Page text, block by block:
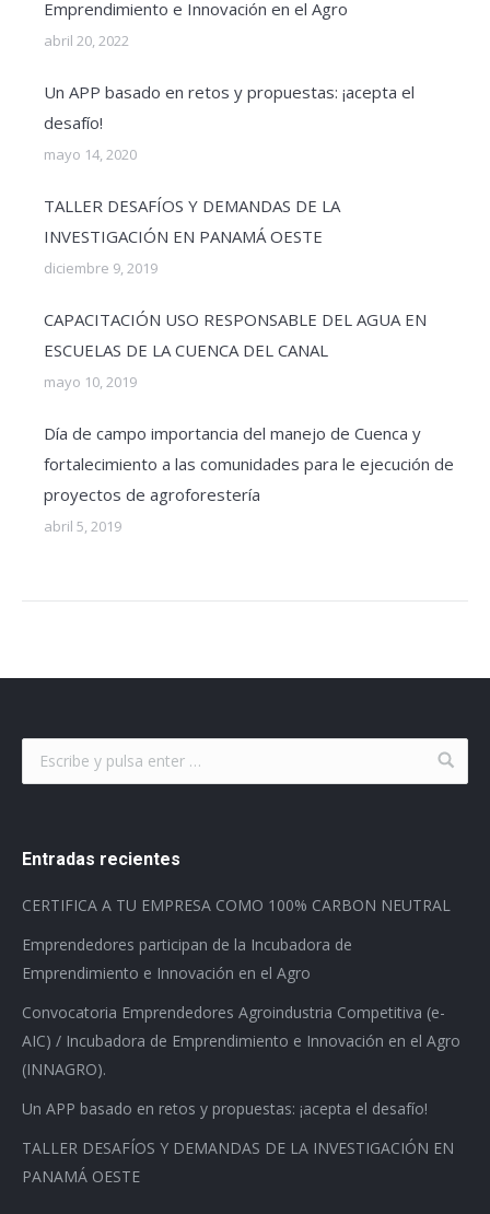
Emprendimiento e Innovación en el Agro
abril 20, 2022
Un APP basado en retos y propuestas: ¡acepta el
desafío!
mayo 14, 2020
TALLER DESAFÍOS Y DEMANDAS DE LA
INVESTIGACIÓN EN PANAMÁ OESTE
diciembre 9, 2019
CAPACITACIÓN USO RESPONSABLE DEL AGUA EN
ESCUELAS DE LA CUENCA DEL CANAL
mayo 10, 2019
Día de campo importancia del manejo de Cuenca y
fortalecimiento a las comunidades para le ejecución de
proyectos de agroforestería
abril 5, 2019
Entradas recientes
CERTIFICA A TU EMPRESA COMO 100% CARBON NEUTRAL
Emprendedores participan de la Incubadora de
Emprendimiento e Innovación en el Agro
Convocatoria Emprendedores Agroindustria Competitiva (e-
AIC) / Incubadora de Emprendimiento e Innovación en el Agro
(INNAGRO).
Un APP basado en retos y propuestas: ¡acepta el desafío!
TALLER DESAFÍOS Y DEMANDAS DE LA INVESTIGACIÓN EN
PANAMÁ OESTE